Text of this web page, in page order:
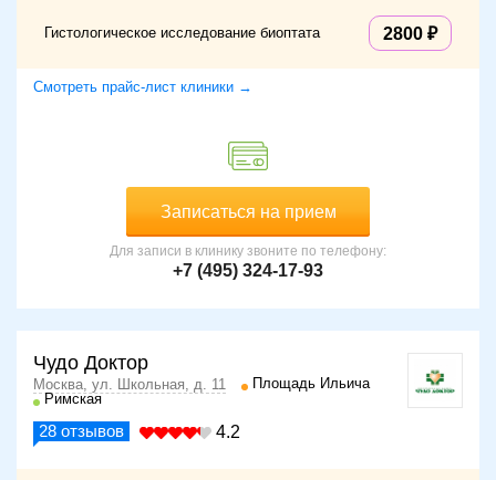
Гистологическое исследование биоптата 2800
Смотреть прайс-лист клиники →
Записаться на прием
Для записи в клинику звоните по телефону:
+7 (495) 324-17-93
Чудо Доктор
Москва, ул. Школьная, д. 11
Площадь Ильича
Римская
28 отзывов 4.2